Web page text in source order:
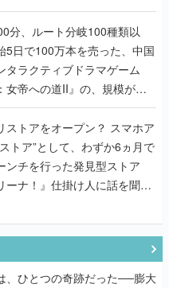
EXTREME』で初タッグを組
ド2人に訊く開発秘話
分、ルート分岐100種類以
5日で100万本を売った、中国
タラクティブドラマゲーム
女帝への道II』の、規模が違
プロデューサーに聞いた
アをオープン？ スマホア
トア”として、わずか6ヵ月で
ンチを行った発見型ストア
ーナ！』仕掛け人に話を聞い
、ひとつの奇跡だった──膨大